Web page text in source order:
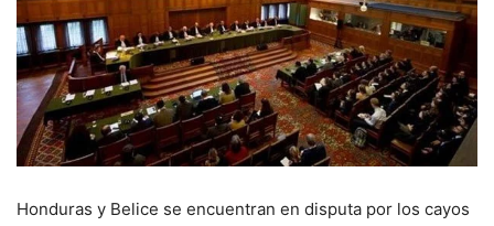
Honduras y Belice se encuentran en disputa por los cayos